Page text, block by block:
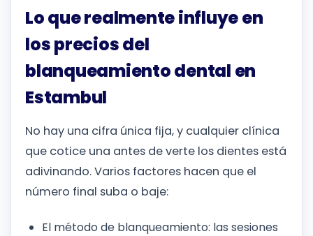
Lo que realmente influye en
los precios del
blanqueamiento dental en
Estambul
No hay una cifra única fija, y cualquier clínica
que cotice una antes de verte los dientes está
adivinando. Varios factores hacen que el
número final suba o baje:
El método de blanqueamiento: las sesiones